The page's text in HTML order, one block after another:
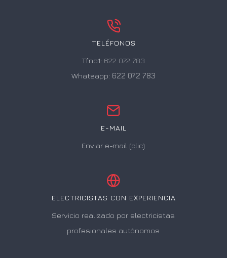
TELÉFONOS
Tfno1: 622 072 783
Whatsapp: 622 072 783
E-MAIL
Enviar e-mail (clic)
ELECTRICISTAS CON EXPERIENCIA
Servicio realizado por electricistas
profesionales autónomos